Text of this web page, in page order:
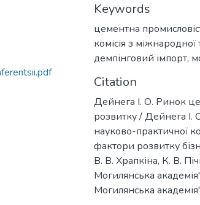
Keywords
цементна
комісія з
демпінговий імпорт,
Citation
Дейнега І. О. Ринок
розвитку / Дейнега І.
науково-практичної
фактори розвитку
В. В. Храпкіна, К. В.
Могилянська
Могилянська